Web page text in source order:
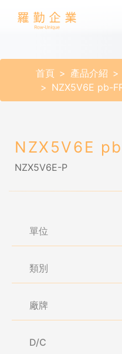
首頁 產品介紹
NZX5V6E pb-
NZX5V6E
NZX5V6E-P
單位
類別
廠牌
D/C